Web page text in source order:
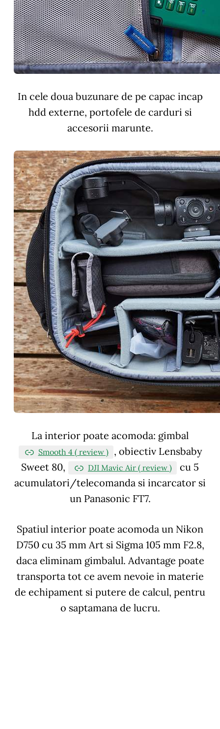
In cele doua buzunare de pe capac incap
hdd externe, portofele de carduri si
accesorii marunte.
La interior poate acomoda: gimbal
Smooth 4 ( review )
, obiectiv Lensbaby
Sweet 80,
DJI Mavic Air ( review )
cu 5
acumulatori/telecomanda si incarcator si
un Panasonic FT7.
Spatiul interior poate acomoda un Nikon
D750 cu 35 mm Art si Sigma 105 mm F2.8,
daca eliminam gimbalul. Advantage poate
transporta tot ce avem nevoie in materie
de echipament si putere de calcul, pentru
o saptamana de lucru.